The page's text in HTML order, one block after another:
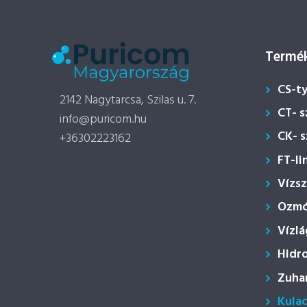
2142 Nagytarcsa, Szilas u. 7.
info@puricom.hu
+36302223162
CS-
CT-
CK-
FT-